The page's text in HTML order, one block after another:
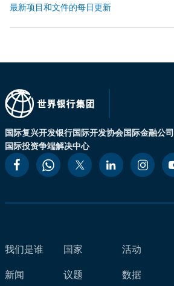
最新项目和文件的每日更新
国际复兴开发银行国际开发协会国际金融公司
国际投资争端解决中心
我们是谁
新闻
国家
议题
活动
数据